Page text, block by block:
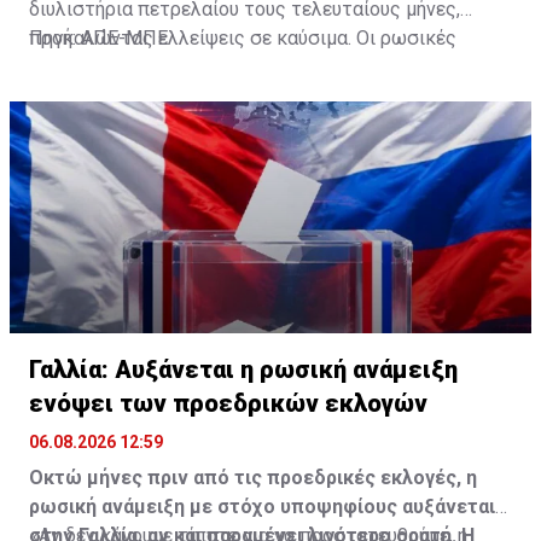
διυλιστήρια πετρελαίου τους τελευταίους μήνες,
προκαλώντας ελλείψεις σε καύσιμα. Οι ρωσικές
αξιωματούχοι δηλώνουν ότι εξακολουθούν να
υπάρχουν προβλήματα σε ορισμένες περιοχές.
Πηγή: ΑΠΕ-ΜΠΕ
Γαλλία: Αυξάνεται η ρωσική ανάμειξη
ενόψει των προεδρικών εκλογών
06.08.2026 12:59
Οκτώ μήνες πριν από τις προεδρικές εκλογές, η
ρωσική ανάμειξη με στόχο υποψηφίους αυξάνεται
στην Γαλλία, αν και παραμένει λιγότερο ορατή. Η
«Αν δεν κάνουμε τίποτε για να προστατευθούμε, η